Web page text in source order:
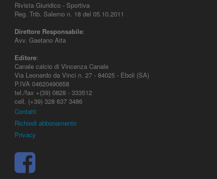
Rivista Giuridico - Sportiva
Reg. Trib. Salerno n. 18 del 05.10.2011
Direttore Responsabile:
Avv. Gaetano Aita
Editore:
Canale calcio di Vincenza Canale
Via Leonardo da Vinci n. 27 - 84025 - Eboli (SA)
P.IVA 04620490658
tel./fax +(39) 0828 - 333512
cell. (+39) 328 637 3486
Contatti
Richiedi abbonamento
Privacy